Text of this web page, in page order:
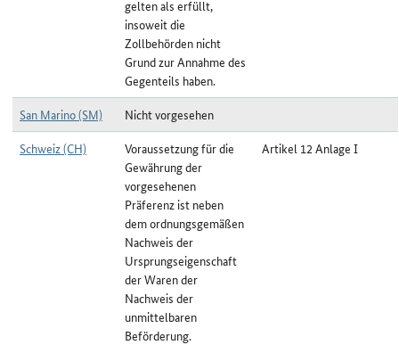
gelten als erfüllt,
insoweit die
Zollbehörden nicht
Grund zur Annahme des
Gegenteils haben.
San Marino (SM)
Nicht vorgesehen
Schweiz (CH)
Voraussetzung für die
Gewährung der
vorgesehenen
Präferenz ist neben
dem ordnungsgemäßen
Nachweis der
Ursprungseigenschaft
der Waren der
Nachweis der
unmittelbaren
Beförderung.
Artikel 12 Anlage I